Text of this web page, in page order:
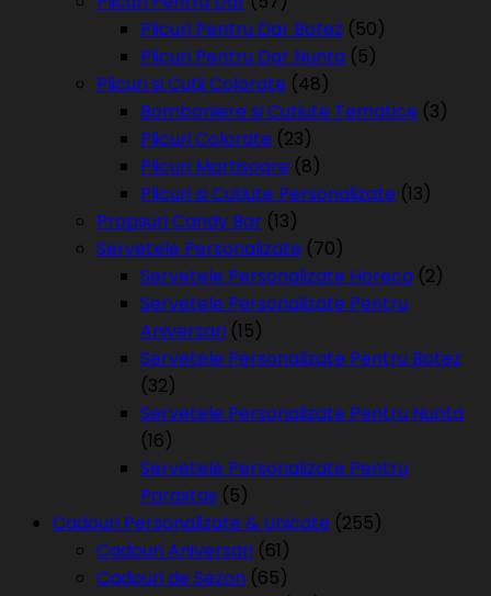
Plicuri Pentru Dar Botez (50)
Plicuri Pentru Dar Nunta (5)
Plicuri si Cutii Colorate (48)
Bomboniere si Cutiute Tematice (3)
Plicuri Colorate (23)
Plicuri Martisoare (8)
Plicuri si Cutiute Personalizate (13)
Propsuri Candy Bar (13)
Servetele Personalizate (70)
Servetele Personalizate Horeca (2)
Servetele Personalizate Pentru
Aniversari (15)
Servetele Personalizate Pentru Botez
(32)
Servetele Personalizate Pentru Nunta
(16)
Servetele Personalizate Pentru
Parastas (5)
Cadouri Personalizate & Unicate (255)
Cadouri Aniversari (61)
Cadouri de Sezon (65)